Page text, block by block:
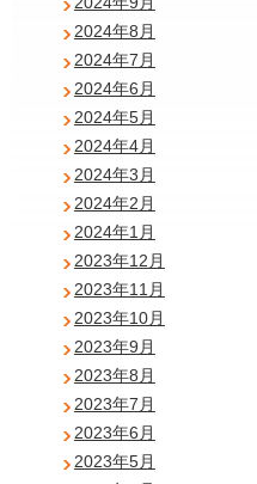
2024年8月
2024年7月
2024年6月
2024年5月
2024年4月
2024年3月
2024年2月
2024年1月
2023年12月
2023年11月
2023年10月
2023年9月
2023年8月
2023年7月
2023年6月
2023年5月